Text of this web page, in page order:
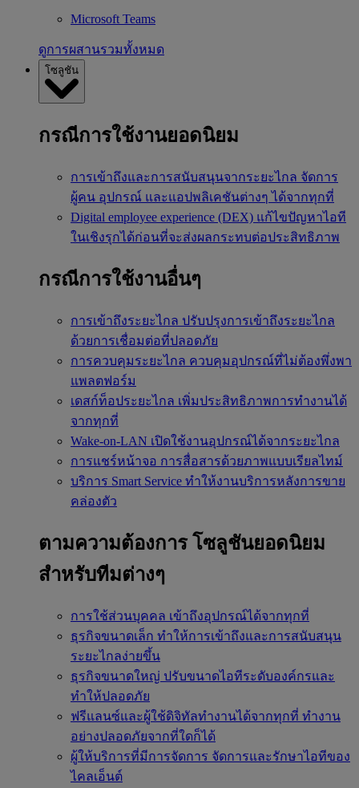
Microsoft Teams
ดูการผสานรวมทั้งหมด
โซลูชัน
กรณีการใช้งานยอดนิยม
การเข้าถึงและการสนับสนุนจากระยะไกล จัดการ
ผู้คน อุปกรณ์ และแอปพลิเคชันต่างๆ ได้จากทุกที่
Digital employee experience (DEX) แก้ไขปัญหาไอที
ในเชิงรุกได้ก่อนที่จะส่งผลกระทบต่อประสิทธิภาพ
กรณีการใช้งานอื่นๆ
การเข้าถึงระยะไกล ปรับปรุงการเข้าถึงระยะไกล
ด้วยการเชื่อมต่อที่ปลอดภัย
การควบคุมระยะไกล ควบคุมอุปกรณ์ที่ไม่ต้องพึ่งพา
แพลตฟอร์ม
เดสก์ท็อประยะไกล เพิ่มประสิทธิภาพการทำงานได้
จากทุกที่
Wake-on-LAN เปิดใช้งานอุปกรณ์ได้จากระยะไกล
การแชร์หน้าจอ การสื่อสารด้วยภาพแบบเรียลไทม์
บริการ Smart Service ทำให้งานบริการหลังการขาย
คล่องตัว
ตามความต้องการ โซลูชันยอดนิยม
สำหรับทีมต่างๆ
การใช้ส่วนบุคคล เข้าถึงอุปกรณ์ได้จากทุกที่
ธุรกิจขนาดเล็ก ทำให้การเข้าถึงและการสนับสนุน
ระยะไกลง่ายขึ้น
ธุรกิจขนาดใหญ่ ปรับขนาดไอทีระดับองค์กรและ
ทำให้ปลอดภัย
ฟรีแลนซ์และผู้ใช้ดิจิทัลทำงานได้จากทุกที่ ทำงาน
อย่างปลอดภัยจากที่ใดก็ได้
ผู้ให้บริการที่มีการจัดการ จัดการและรักษาไอทีของ
ไคลเอ็นต์